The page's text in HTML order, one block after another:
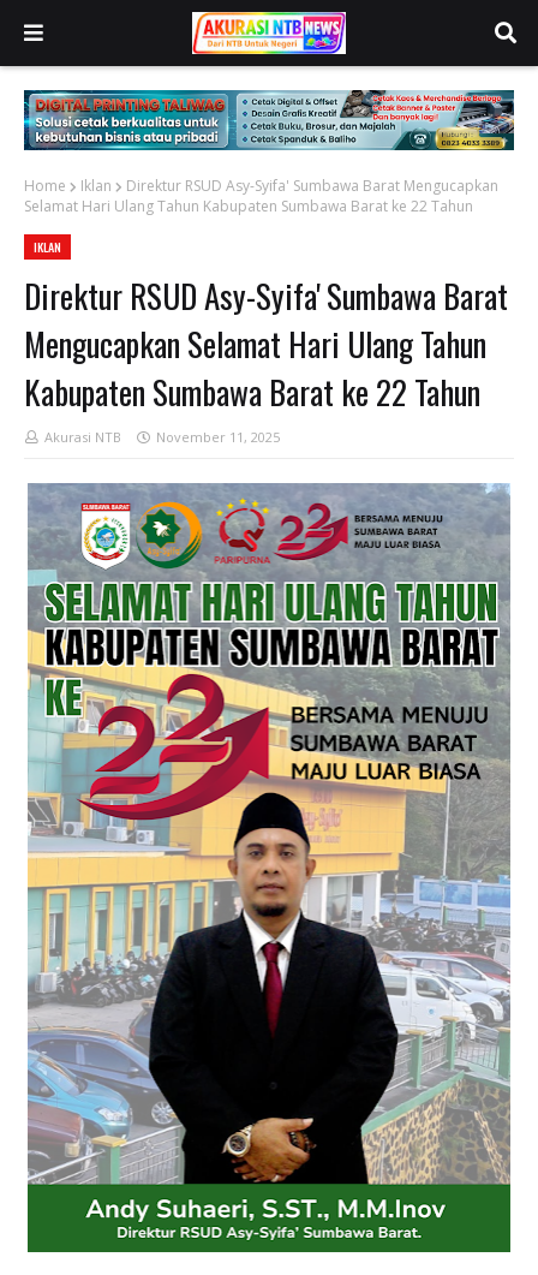
Home Iklan
Direktur RSUD Asy-Syifa' Sumbawa Barat Mengucapkan
Selamat Hari Ulang Tahun Kabupaten Sumbawa Barat ke 22 Tahun
IKLAN
Direktur RSUD Asy-Syifa' Sumbawa Barat
Mengucapkan Selamat Hari Ulang Tahun
Kabupaten Sumbawa Barat ke 22 Tahun
Akurasi NTB November 11, 2025